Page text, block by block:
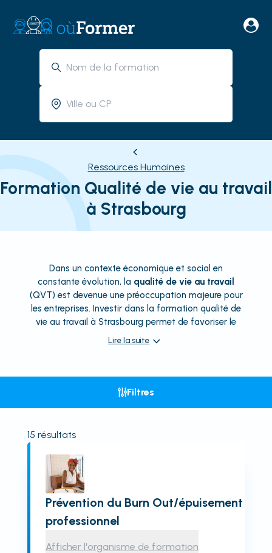
Ressources Humaines
Formation Qualité de vie au travail
à Strasbourg
Dans un contexte économique et social en
constante évolution, la qualité de vie au travail
(QVT) est devenue une préoccupation majeure pour
les entreprises. Investir dans la formation qualité de
vie au travail à Strasbourg permet de favoriser le
Lire la suite
Filtres
15 résultats
Prévention du Burn Out/épuisement
professionnel
Afficher l'organisme de formation